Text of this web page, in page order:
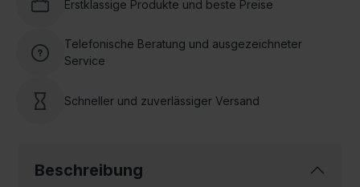
Erstklassige Produkte und beste Preise
Telefonische Beratung und ausgezeichneter
Service
Schneller und zuverlässiger Versand
Beschreibung